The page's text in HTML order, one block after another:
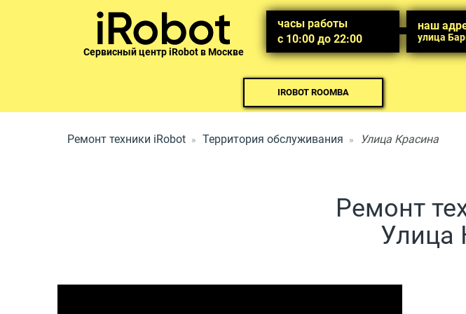
Сервисный центр iRobot в Москве
часы работы
с 10:00 до 22:00
наш
улица
IROBOT ROOMBA
Ремонт техники iRobot Территория обслуживания Улица Красина
Ремонт
Улица